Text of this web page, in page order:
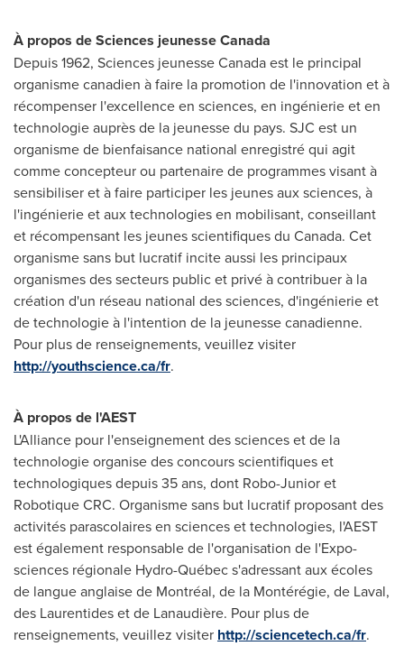
À propos de Sciences jeunesse Canada
Depuis 1962, Sciences jeunesseCanadaest le principal
organisme canadien à faire la promotion de l'innovation et à
récompenser l'excellence en sciences, en ingénierie et en
technologie auprès de la jeunesse du pays. SJC est un
organisme de bienfaisance national enregistré qui agit
comme concepteur ou partenaire de programmes visant à
sensibiliser et à faire participer les jeunes aux sciences, à
l'ingénierie et aux technologies en mobilisant, conseillant
et récompensant les jeunes scientifiques du Canada. Cet
organisme sans but lucratif incite aussi les principaux
organismes des secteurs public et privé à contribuer à la
création d'un réseau national des sciences, d'ingénierie et
de technologie à l'intention de la jeunesse canadienne.
Pour plus de renseignements, veuillez visiter
http://youthscience.ca/fr.
À propos de l'AEST
L'Alliance pour l'enseignement des sciences et de la
technologie organise des concours scientifiques et
technologiques depuis 35 ans, dont Robo-Junior et
Robotique CRC. Organisme sans but lucratif proposant des
activités parascolaires en sciences et technologies, l'AEST
est également responsable de l'organisation de l'Expo-
sciences régionale Hydro-Québec s'adressant aux écoles
de langue anglaise de Montréal, de la Montérégie, de Laval,
des Laurentides et de Lanaudière. Pour plus de
renseignements, veuillez visiter http://sciencetech.ca/fr.